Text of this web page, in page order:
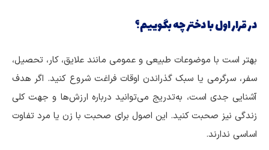
در قرار اول با دختر چه بگوییم؟
بهتر است با موضوعات طبیعی و عمومی مانند علایق، کار، تحصیل،
سفر، سرگرمی یا سبک گذراندن اوقات فراغت شروع کنید. اگر هدف
آشنایی جدی است، به‌تدریج می‌توانید درباره ارزش‌ها و جهت کلی
زندگی نیز صحبت کنید. این اصول برای صحبت با زن یا مرد تفاوت
اساسی ندارند.